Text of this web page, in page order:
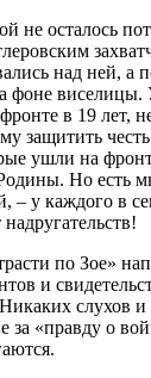
не осталось
над ней, а
фоне виселицы.
в 19 лет,
защитить
ушли на
Но есть
– у каждого в
по Зое»
и
слухов
«правду о